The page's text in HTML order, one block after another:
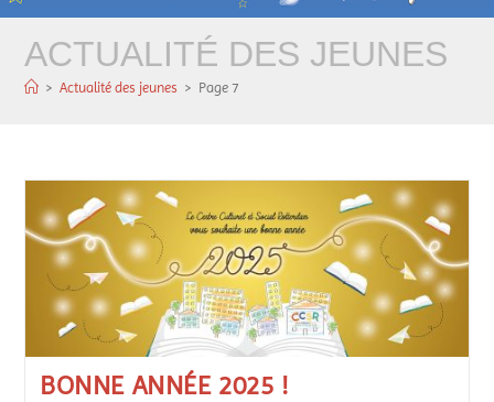
ACTUALITÉ DES JEUNES
> Actualité des jeunes > Page 7
BONNE ANNÉE 2025 !